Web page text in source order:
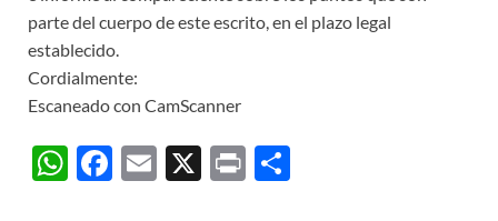
parte del cuerpo de este escrito, en el plazo legal
establecido.
Cordialmente:
Escaneado con CamScanner
W F
E
X
P